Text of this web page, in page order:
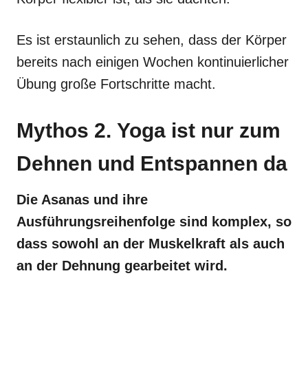
Es ist erstaunlich zu sehen, dass der Körper
bereits nach einigen Wochen kontinuierlicher
Übung große Fortschritte macht.
Mythos 2. Yoga ist nur zum
Dehnen und Entspannen da
Die Asanas und ihre
Ausführungsreihenfolge sind komplex, so
dass sowohl an der Muskelkraft als auch
an der Dehnung gearbeitet wird.